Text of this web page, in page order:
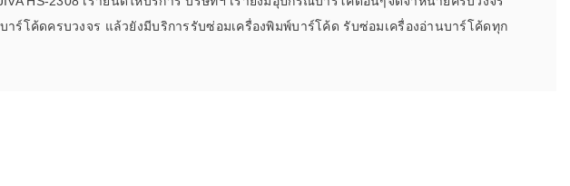
ร์โค้ดครบวงจร แล้วยังมีบริการรับซ่อมเครื่องพิมพ์บาร์โค้ด รับซ่อมเครื่องอ่านบาร์โค้ดทุก